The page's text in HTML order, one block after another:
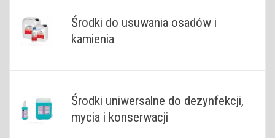
Środki do usuwania osadów i
kamienia
Środki uniwersalne do dezynfekcji,
mycia i konserwacji